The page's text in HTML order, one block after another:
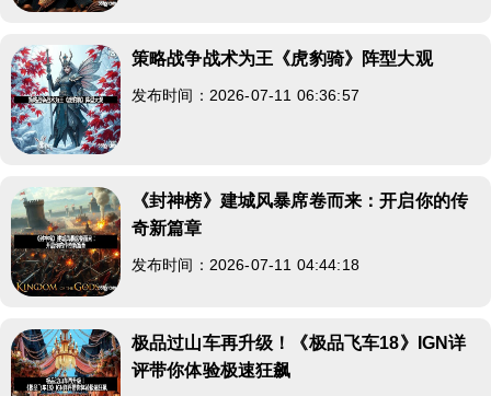
策略战争战术为王《虎豹骑》阵型大观
发布时间：2026-07-11 06:36:57
《封神榜》建城风暴席卷而来：开启你的传
奇新篇章
发布时间：2026-07-11 04:44:18
极品过山车再升级！《极品飞车18》IGN详
评带你体验极速狂飙